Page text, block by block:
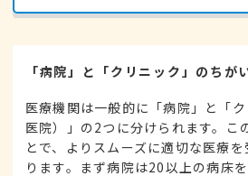
「病院」と「クリニック」のちが
医療機関は一般的に「病院」と「ク
医院）」の2つに分けられます。こ
とで、よりスムーズに適切な医療
ります。まず病院は20以上の病床